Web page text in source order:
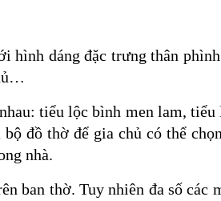
dáng đặc trưng thân
tiểu lộc bình men lam,
đồ thờ để gia chủ có thể
nhà.
ban thờ. Tuy nhiên đa số